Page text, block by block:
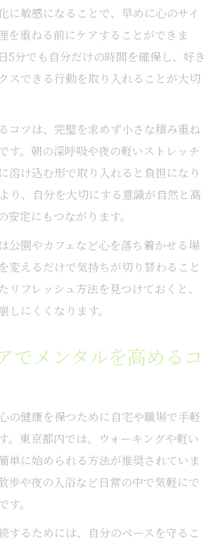
相談サービスの選び方と特徴
に対応する東京都の無料窓口
めるためのメンタル相談活用法
不調時の相談先を知るメリット
メンタル自愛の簡単メソッド
られるメンタル自愛の小さな習慣
アで無理せずメンタルを整える方
合ったメンタルケアの始め方
を支える無料相談窓口の活かし方
ウンセリングでメンタル安定を図る
に効く相談窓口の見つけ方
に敏感になることで、早めに心のサイ
を重ねる前にケアすることができま
5分でも自分だけの時間を確保し、好き
スできる行動を取り入れることが大切
コツは、完璧を求めず小さな積み重ね
す。朝の深呼吸や夜の軽いストレッチ
溶け込む形で取り入れると負担になり
り、自分を大切にする意識が自然と高
安定にもつながります。
公園やカフェなど心を落ち着かせる場
変えるだけで気持ちが切り替わること
リフレッシュ方法を見つけておくと、
しにくくなります。
でメンタルを高めるコ
の健康を保つために自宅や職場で手軽
。東京都内では、ウォーキングや軽い
単に始められる方法が推奨されていま
歩や夜の入浴など日常の中で気軽にで
。
するためには、自分のペースを守るこ